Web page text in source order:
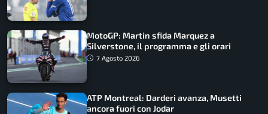
MotoGP: Martin sfida Marquez a
Silverstone, il programma e gli orari
7 Agosto 2026
ATP Montreal: Darderi avanza, Musetti
ancora fuori con Jodar